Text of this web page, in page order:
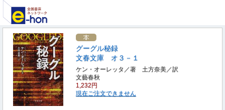
グーグル秘録
文春文庫 オ３－１
ケン・オーレッタ／著 土方奈美／訳
文藝春秋
1,232円
現在ご注文できません